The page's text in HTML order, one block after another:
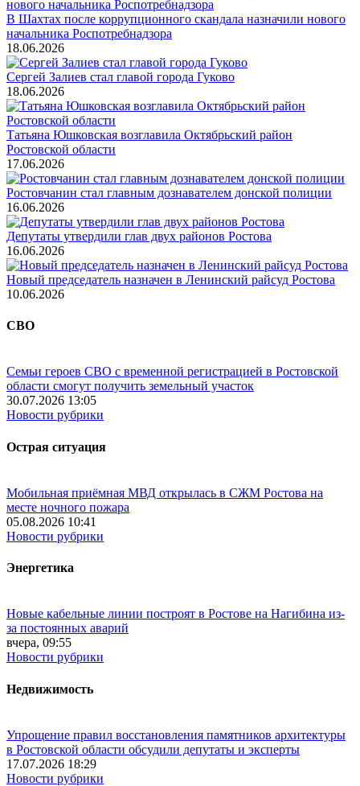
В Шахтах после коррупционного скандала назначили нового
начальника Роспотребнадзора
18.06.2026
Сергей Залиев стал главой города Гуково
18.06.2026
Татьяна Юшковская возглавила Октябрьский район
Ростовской области
17.06.2026
Ростовчанин стал главным дознавателем донской полиции
16.06.2026
Депутаты утвердили глав двух районов Ростова
16.06.2026
Новый председатель назначен в Ленинский райсуд Ростова
10.06.2026
СВО
Семьи героев СВО с временной регистрацией в Ростовской
области смогут получить земельный участок
30.07.2026 13:05
Новости рубрики
Острая ситуация
Мобильная приёмная МВД открылась в СЖМ Ростова на
месте ночного пожара
05.08.2026 10:41
Новости рубрики
Энергетика
Новые кабельные линии построят в Ростове на Нагибина из-
за постоянных аварий
вчера, 09:55
Новости рубрики
Недвижимость
Упрощение правил восстановления памятников архитектуры
в Ростовской области обсудили депутаты и эксперты
17.07.2026 18:29
Новости рубрики